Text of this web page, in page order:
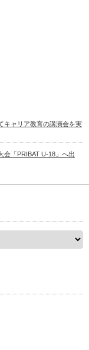
キャリア教育の講演会を実
会「PRIBAT U-18」へ出